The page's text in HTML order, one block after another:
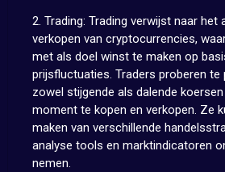
2. Trading: Trading verwijst naar het
verkopen van cryptocurrencies,
met als doel winst te maken op
prijsfluctuaties. Traders proberen te
zowel stijgende als dalende
moment te kopen en verkopen. Ze
maken van verschillende
analyse tools en marktindicatoren
nemen.